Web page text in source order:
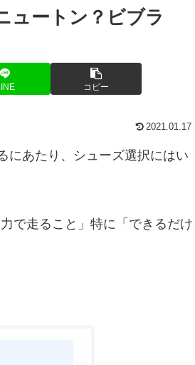
ュートン？ビブラ
コピー
2021.01.17
にあたり、シューズ選択にはい
で走ること」特に「できるだけ